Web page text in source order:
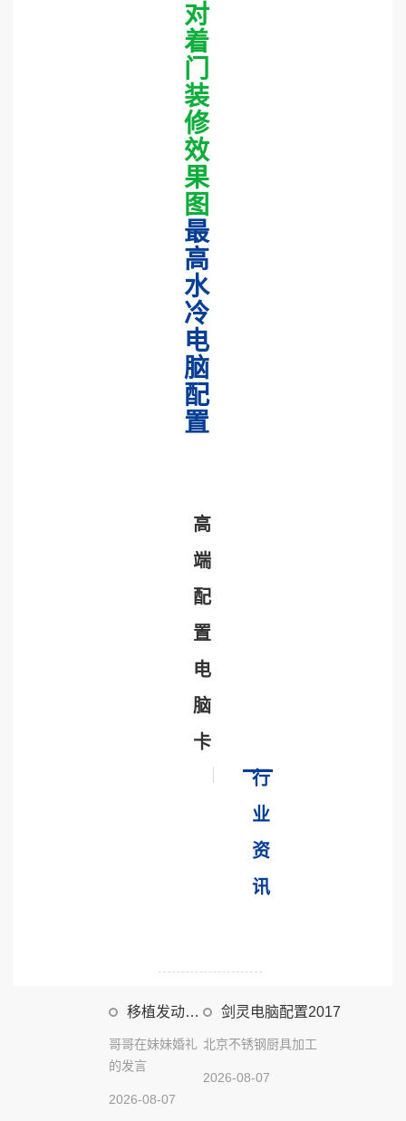
对
着
门
装
修
效
果
图
最
高
水
冷
电
脑
配
置
高
端
配
置
电
脑
卡
行
业
资
讯
移植发动机
哥哥在妹妹婚礼
的发言
2026-08-07
剑灵电脑配置2017
北京不锈钢厨具加工
2026-08-07